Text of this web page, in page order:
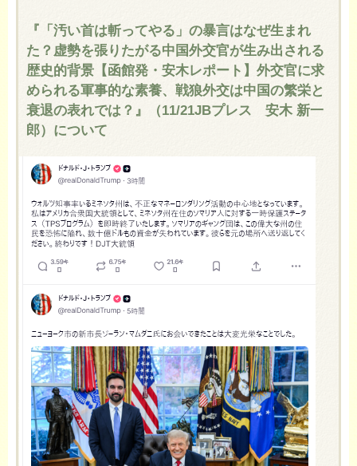
『「汚い首は斬ってやる」の暴言はなぜ生まれ
た？虚勢を張りたがる中国外交官が生み出される
歴史的背景【函館発・安木レポート】外交官に求
められる軍事的な素養、戦狼外交は中国の繁栄と
衰退の表れでは？』（11/21JBプレス 安木 新一
郎）について